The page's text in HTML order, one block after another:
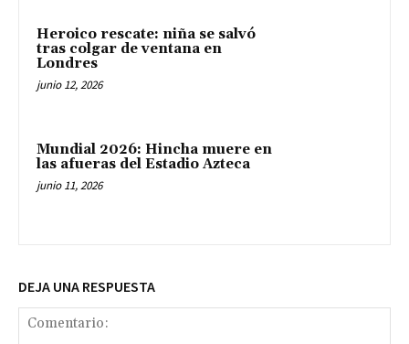
Heroico rescate: niña se salvó
tras colgar de ventana en
Londres
junio 12, 2026
Mundial 2026: Hincha muere en
las afueras del Estadio Azteca
junio 11, 2026
DEJA UNA RESPUESTA